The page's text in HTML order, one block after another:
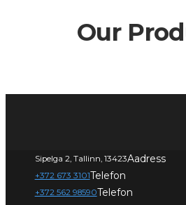
Our
Aadress
Sipelga 2, Tallinn, 13423
Telefon
+372 673 3101
Telefon
+372 562 98590